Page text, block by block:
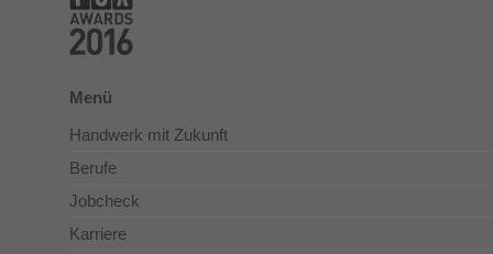
Menü
Handwerk mit Zukunft
Berufe
Jobcheck
Karriere